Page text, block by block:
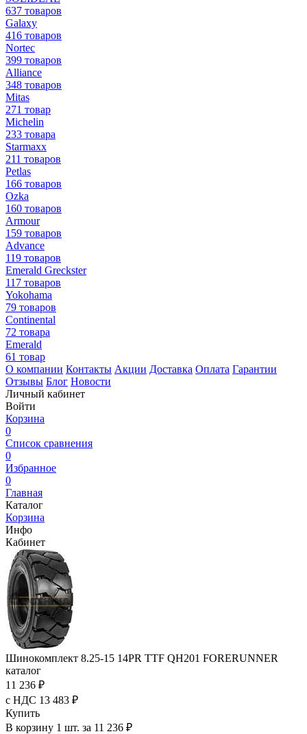
637 товаров
Galaxy
416 товаров
Nortec
399 товаров
Alliance
348 товаров
Mitas
271 товар
Michelin
233 товара
Starmaxx
211 товаров
Petlas
166 товаров
Ozka
160 товаров
Armour
159 товаров
Advance
119 товаров
Emerald Greckster
117 товаров
Yokohama
79 товаров
Continental
72 товара
Emerald
61 товар
О компании Контакты Акции Доставка Оплата Гарантии
Отзывы Блог Новости
Личный кабинет
Войти
Корзина
0
Список сравнения
0
Избранное
0
Главная
Каталог
Корзина
Инфо
Кабинет
Шинокомплект 8.25-15 14PR TTF QH201 FORERUNNER
каталог
11 236 ₽
с НДС 13 483 ₽
Купить
В корзину 1 шт. за 11 236 ₽